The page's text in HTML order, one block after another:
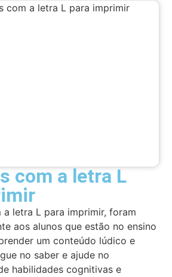
com a letra L
letra L para imprimir, foram
aos alunos que estão no ensino
um conteúdo lúdico e
no saber e ajude no
habilidades cognitivas e